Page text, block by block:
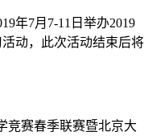
年7月7-11日举办2019
动，此次活动结束后将
竞赛春季联赛暨北京大